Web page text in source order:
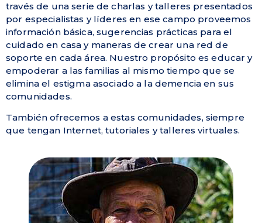
través de una serie de charlas y talleres presentados
por especialistas y líderes en ese campo proveemos
información básica, sugerencias prácticas para el
cuidado en casa y maneras de crear una red de
soporte en cada área. Nuestro propósito es educar y
empoderar a las familias al mismo tiempo que se
elimina el estigma asociado a la demencia en sus
comunidades.
También ofrecemos a estas comunidades, siempre
que tengan Internet, tutoriales y talleres virtuales.